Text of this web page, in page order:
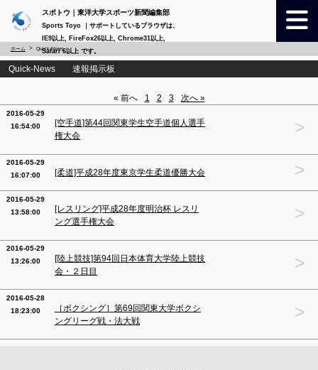
スポトウ｜東洋大学スポーツ新聞編集部
Sports Toyo ｜サポートしているブラウザは、
IE9以上, FireFox26以上, Chrome31以上,
Safari 6以上 です。
ホーム Quick-News
Quick-News 速報掲示板
« 前へ 1 2 3 次へ »
2016-05-29
16:54:00
[空手道]第44回関東学生空手道個人選手
権大会
>
2016-05-29
16:07:00
[柔道]平成28年度東京学生柔道優勝大会 >
2016-05-29
13:58:00
[レスリング]平成28年度明治杯 レスリ
ング選手権大会
>
2016-05-29
13:26:00
[陸上競技]第94回日本体育大学陸上競技
会・２日目
>
2016-05-28
18:23:00
［ボクシング］第69回関東大学ボクシ
ングリーグ戦・法大戦
>